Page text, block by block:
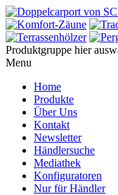
Produktgruppe hier
Menu
Home
Produkte
Über Uns
Kontakt
Newsletter
Händlersuche
Mediathek
Konfiguratoren
Nur für Händler